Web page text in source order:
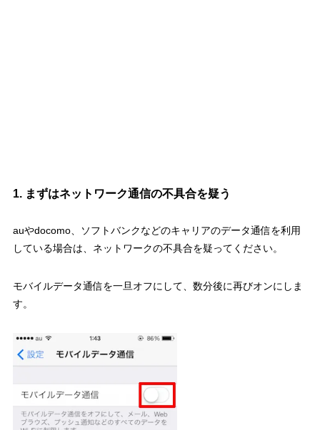
1. まずはネットワーク通信の不具合を疑う
auやdocomo、ソフトバンクなどのキャリアのデータ通信を利用
している場合は、ネットワークの不具合を疑ってください。
モバイルデータ通信を一旦オフにして、数分後に再びオンにしま
す。